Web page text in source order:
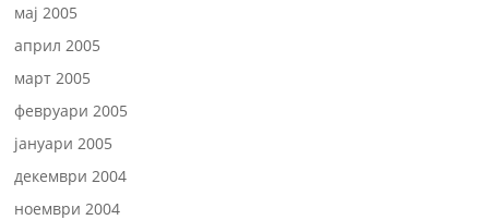
мај 2005
април 2005
март 2005
февруари 2005
јануари 2005
декември 2004
ноември 2004